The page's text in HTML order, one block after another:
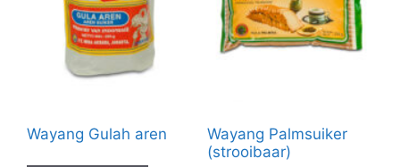
Wayang Gulah aren
Wayang Palmsuiker
(strooibaar)